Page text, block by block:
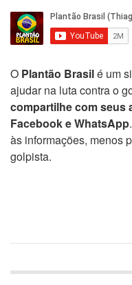
O Plantão Brasilé um
ajudar na luta contra o
compartilhe com seus
Facebook e WhatsApp
às informações, menos
golpista.